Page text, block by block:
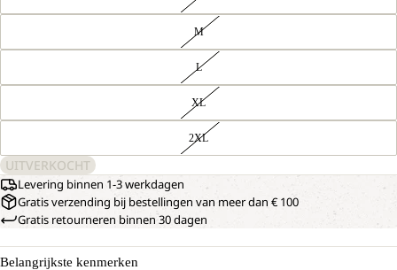
M
L
XL
2XL
UITVERKOCHT
Levering binnen 1-3 werkdagen
Gratis verzending bij bestellingen van meer dan € 100
Gratis retourneren binnen 30 dagen
Belangrijkste kenmerken